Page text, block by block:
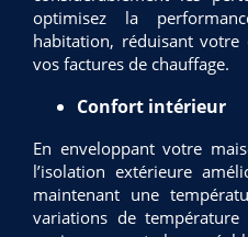
optimisez la
habitation, réduisant votre
vos factures de chauffage.
Confort intérieur
En enveloppant votre
l’isolation extérieure
maintenant une
variations de